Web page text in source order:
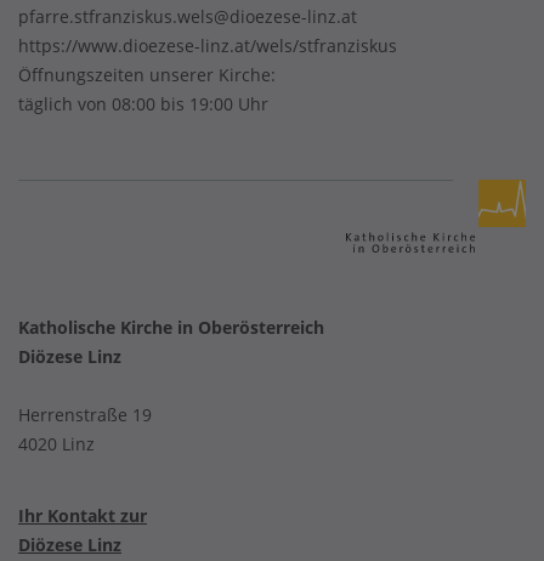
pfarre.stfranziskus.wels@dioezese-linz.at
https://www.dioezese-linz.at/wels/stfranziskus
Öffnungszeiten unserer Kirche:
täglich von 08:00 bis 19:00 Uhr
Katholische Kirche in Oberösterreich
Diözese Linz
Herrenstraße 19
4020 Linz
Ihr Kontakt zur
Diözese Linz